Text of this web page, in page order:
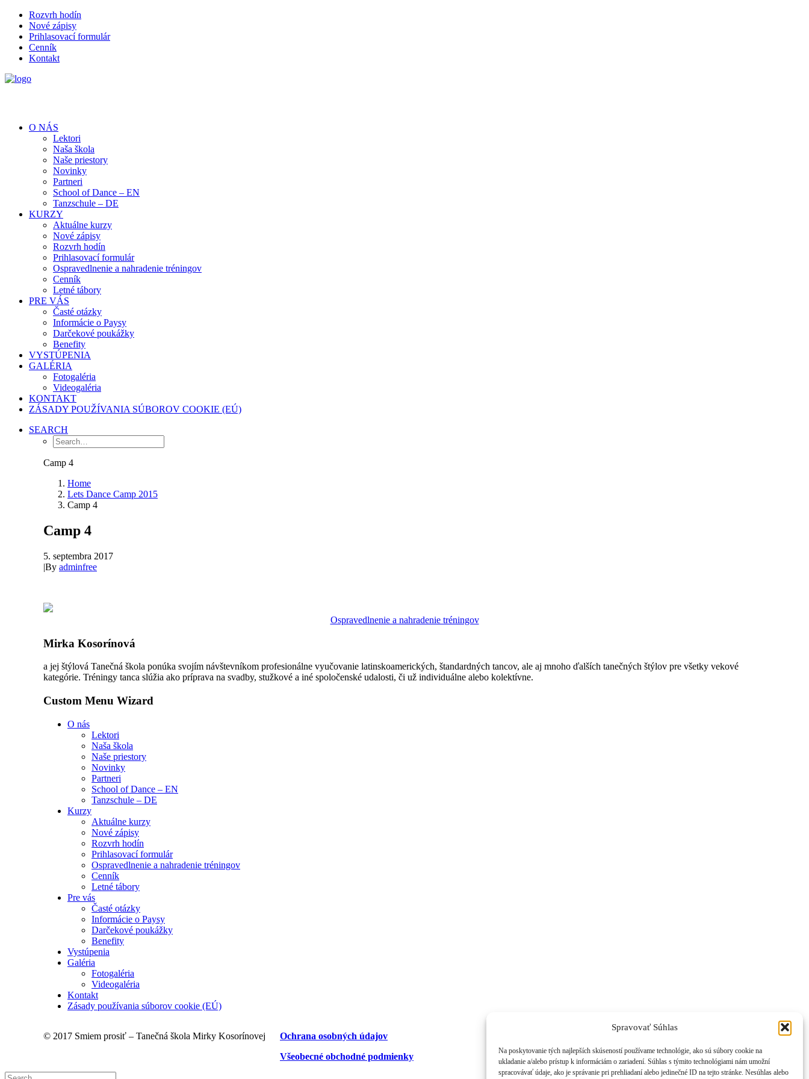
Spravovať Súhlas
Na poskytovanie tých najlepších skúseností používame technológie, ako sú súbory cookie na
ukladanie a/alebo prístup k informáciám o zariadení. Súhlas s týmito technológiami nám umožní
spracovávať údaje, ako je správanie pri prehliadaní alebo jedinečné ID na tejto stránke. Nesúhlas alebo
Rozvrh hodín
Nové zápisy
Prihlasovací formulár
Cenník
Kontakt
O NÁS
Lektori
Naša škola
Naše priestory
Novinky
Partneri
School of Dance – EN
Tanzschule – DE
KURZY
Aktuálne kurzy
Nové zápisy
Rozvrh hodín
Prihlasovací formulár
Ospravedlnenie a nahradenie tréningov
Cenník
Letné tábory
PRE VÁS
Časté otázky
Informácie o Paysy
Darčekové poukážky
Benefity
VYSTÚPENIA
GALÉRIA
Fotogaléria
Videogaléria
KONTAKT
ZÁSADY POUŽÍVANIA SÚBOROV COOKIE (EÚ)
SEARCH
Camp 4
Home
Lets Dance Camp 2015
Camp 4
Camp 4
5. septembra 2017
|By adminfree
Ospravedlnenie a nahradenie tréningov
Mirka Kosorínová
a jej štýlová Tanečná škola ponúka svojím návštevníkom profesionálne vyučovanie latinskoamerických, štandardných tancov, ale aj mnoho ďalších tanečných štýlov pre všetky vekové
kategórie. Tréningy tanca slúžia ako príprava na svadby, stužkové a iné spoločenské udalosti, či už individuálne alebo kolektívne.
Custom Menu Wizard
O nás
Lektori
Naša škola
Naše priestory
Novinky
Partneri
School of Dance – EN
Tanzschule – DE
Kurzy
Aktuálne kurzy
Nové zápisy
Rozvrh hodín
Prihlasovací formulár
Ospravedlnenie a nahradenie tréningov
Cenník
Letné tábory
Pre vás
Časté otázky
Informácie o Paysy
Darčekové poukážky
Benefity
Vystúpenia
Galéria
Fotogaléria
Videogaléria
Kontakt
Zásady používania súborov cookie (EÚ)
© 2017 Smiem prosiť – Tanečná škola Mirky Kosorínovej
Ochrana osobných údajov
Všeobecné obchodné podmienky